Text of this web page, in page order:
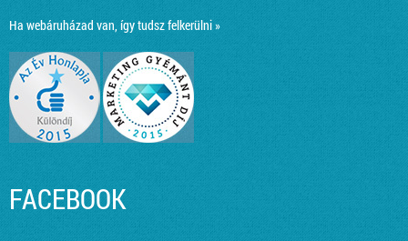
Ha webáruházad van, így tudsz felkerülni »
FACEBOOK